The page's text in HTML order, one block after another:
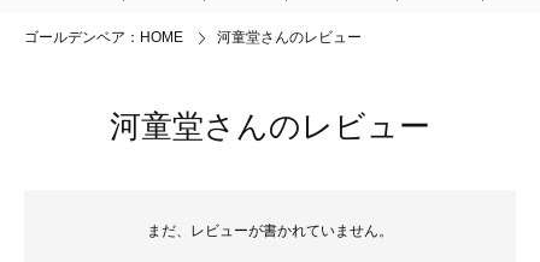
ゴールデンベア：HOME 河童堂さんのレビュー
河童堂さんのレビュー
まだ、レビューが書かれていません。